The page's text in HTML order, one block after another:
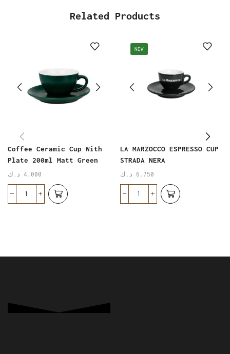
Related Products
Coffee Ceramic Cup With
Plate 200ml Matt Green
4.000 د.ك
NEW
LA MARZOCCO ESPRESSO CUP
STRADA NERA
6.750 د.ك